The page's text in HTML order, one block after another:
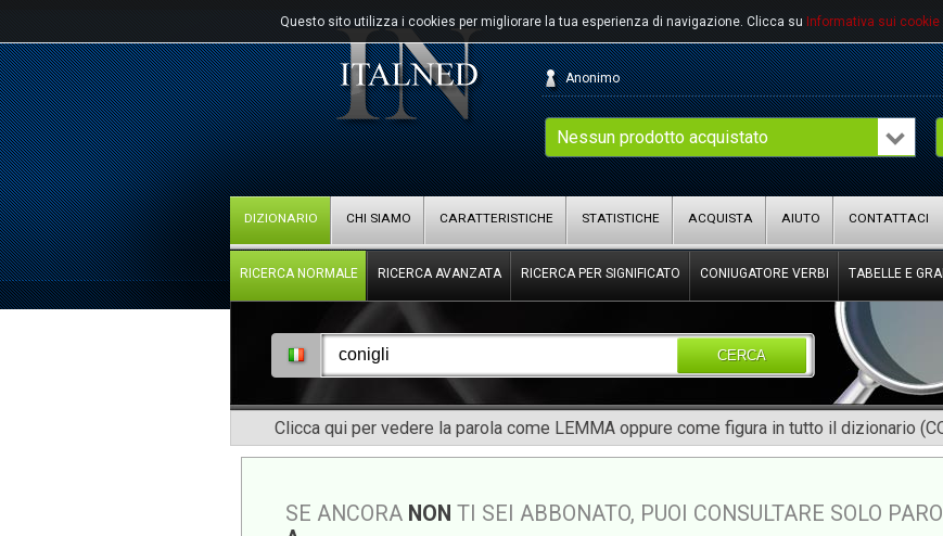
Questo sito utilizza i cookies per migliorare la tua esperienza di navigazione. Clicca su Informativa sui cookie
Nessun prodotto acquistato
Anonimo
DIZIONARIO CHI SIAMO CARATTERISTICHE STATISTICHE ACQUISTA AIUTO CONTATTACI
RICERCA NORMALE RICERCA AVANZATA RICERCA PER SIGNIFICATO CONIUGATORE VERBI TABELLE E
CERCA
Clicca qui per vedere la parola come LEMMA oppure come figura in tutto il dizionario
SE ANCORA NON TI SEI ABBONATO, PUOI CONSULTARE SOLO